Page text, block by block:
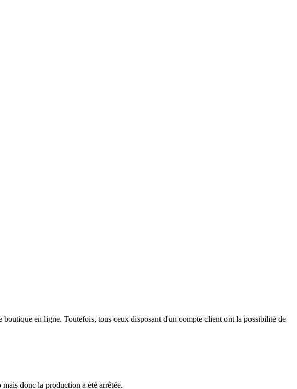
en ligne. Toutefois, tous ceux disposant d'un compte client ont la possibilité de
donc la production a été arrêtée.